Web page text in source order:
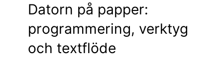
Datorn på papper:
programmering, verktyg
och textflöde